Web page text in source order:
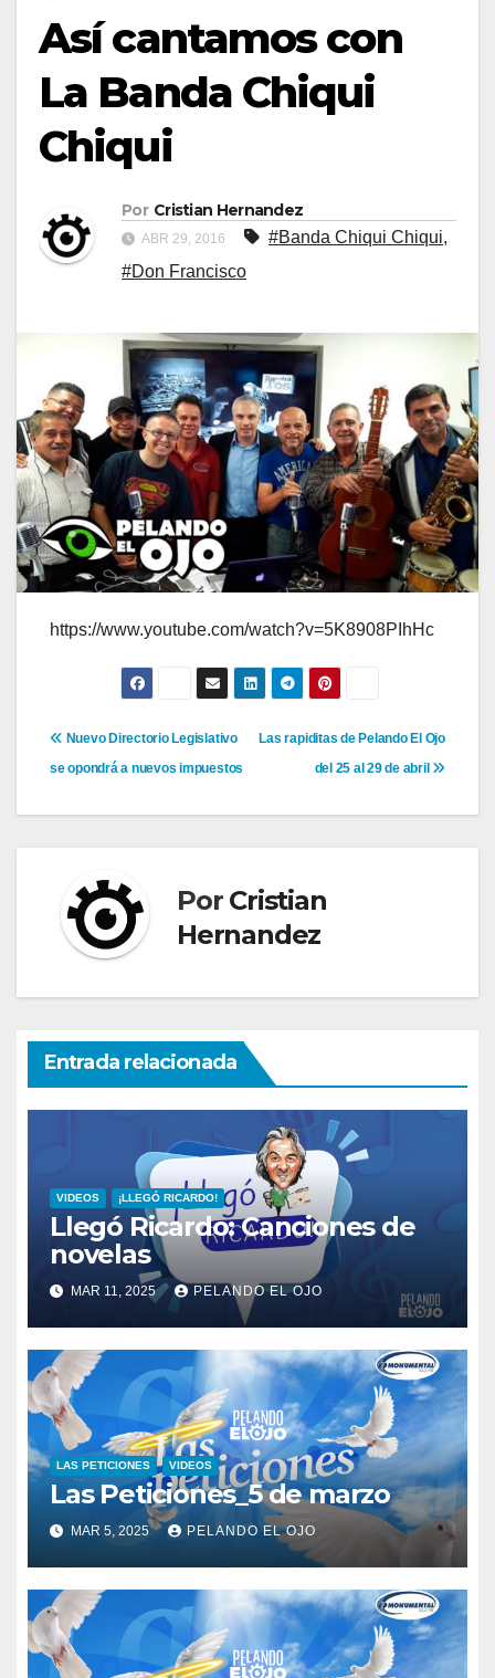
Así cantamos con
La Banda Chiqui
Chiqui
Por Cristian Hernandez
ABR 29, 2016 #Banda Chiqui Chiqui,
#Don Francisco
https://www.youtube.com/watch?v=5K8908PIhHc
Navegación
de
Las rapiditas de Pelando El Ojo
del 25 al 29 de abril
Nuevo Directorio Legislativo
se opondrá a nuevos impuestos
Por Cristian
Hernandez
Entrada relacionada
VIDEOS ¡LLEGÓ RICARDO!
Llegó Ricardo: Canciones de
novelas
MAR 11, 2025 PELANDO EL OJO
LAS PETICIONES VIDEOS
Las Peticiones_5 de marzo
MAR 5, 2025 PELANDO EL OJO